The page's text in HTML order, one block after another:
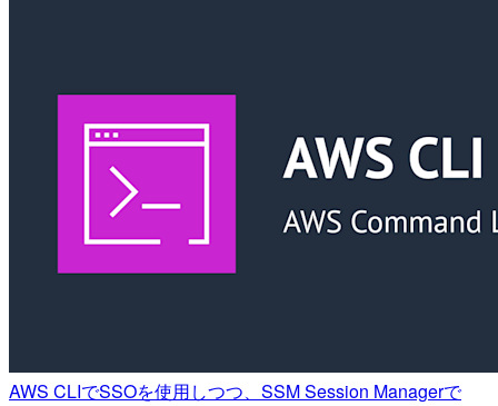
AWS CLIでSSOを使用しつつ、SSM Session Managerで